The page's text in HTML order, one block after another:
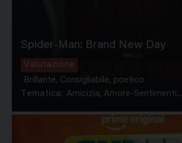
Spider-Man: Brand New Day
Valutazione
Brillante, Consigliabile, poetico
Tematica: Amicizia, Amore-Sentimenti...